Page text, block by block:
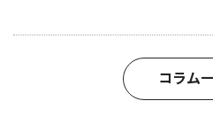
コラム